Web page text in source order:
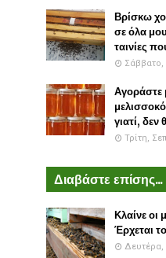
Βρίσκω
σε όλα
ταινίες
Σάββατο,
Αγοράστε
γιατί, δεν
Τρίτη,
Διαβάστε επίσης...
Κλαίνε οι
Έρχεται
Δευτέρα,